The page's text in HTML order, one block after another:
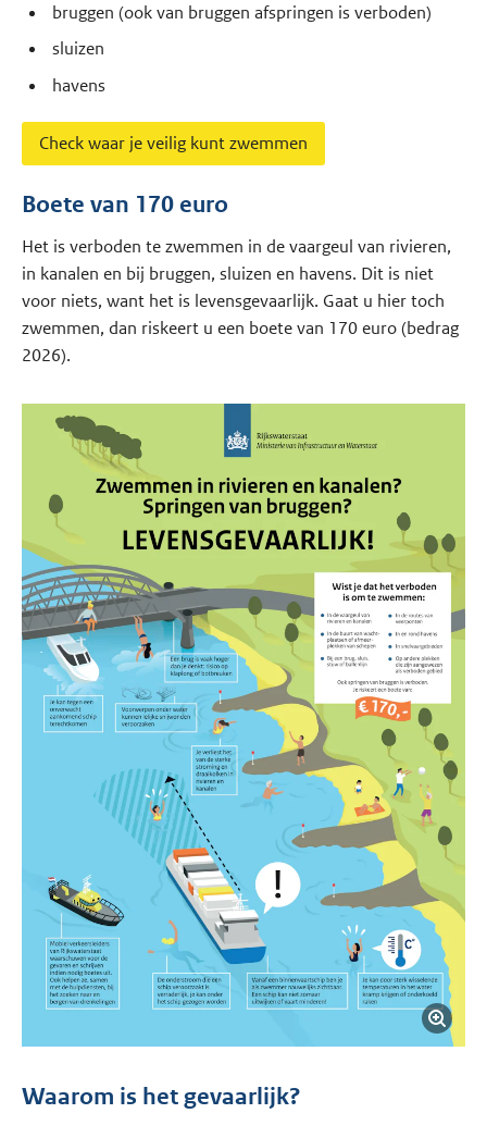
bruggen (ook van bruggen afspringen is verboden)
sluizen
havens
Check waar je veilig kunt zwemmen
Boete van 170 euro
Het is verboden te zwemmen in de vaargeul van rivieren,
in kanalen en bij bruggen, sluizen en havens. Dit is niet
voor niets, want het is levensgevaarlijk. Gaat u hier toch
zwemmen, dan riskeert u een boete van 170 euro (bedrag
2026).
Waarom is het gevaarlijk?